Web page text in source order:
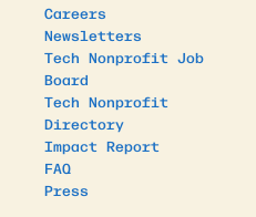
Careers
Newsletters
Tech Nonprofit Job
Board
Tech Nonprofit
Directory
Impact Report
FAQ
Press